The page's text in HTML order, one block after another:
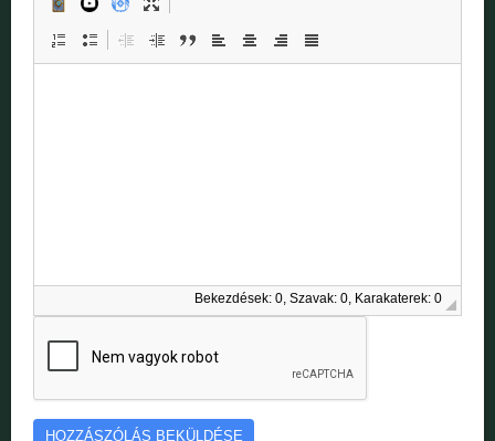
Bekezdések: 0, Szavak: 0, Karakaterek: 0